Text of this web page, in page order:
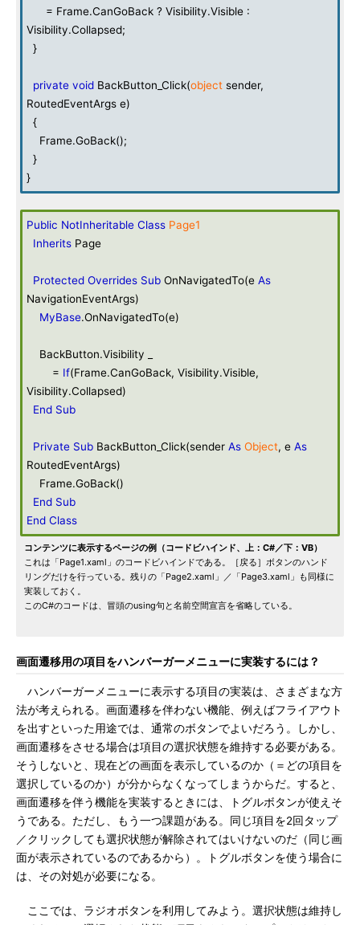
= Frame.CanGoBack ? Visibility.Visible :
Visibility.Collapsed;
}
private void BackButton_Click(object sender,
RoutedEventArgs e)
{
Frame.GoBack();
}
}
Public NotInheritable Class Page1
Inherits Page
Protected Overrides Sub OnNavigatedTo(e As
NavigationEventArgs)
MyBase.OnNavigatedTo(e)
BackButton.Visibility _
= If(Frame.CanGoBack, Visibility.Visible,
Visibility.Collapsed)
End Sub
Private Sub BackButton_Click(sender As Object, e As
RoutedEventArgs)
Frame.GoBack()
End Sub
End Class
コンテンツに表示するページの例（コードビハインド、上：C#／下：VB）
これは「Page1.xaml」のコードビハインドである。［戻る］ボタンのハンド
リングだけを行っている。残りの「Page2.xaml」／「Page3.xaml」も同様に
実装しておく。
このC#のコードは、冒頭のusing句と名前空間宣言を省略している。
画面遷移用の項目をハンバーガーメニューに実装するには？
ハンバーガーメニューに表示する項目の実装は、さまざまな方
法が考えられる。画面遷移を伴わない機能、例えばフライアウト
を出すといった用途では、通常のボタンでよいだろう。しかし、
画面遷移をさせる場合は項目の選択状態を維持する必要がある。
そうしないと、現在どの画面を表示しているのか（＝どの項目を
選択しているのか）が分からなくなってしまうからだ。すると、
画面遷移を伴う機能を実装するときには、トグルボタンが使えそ
うである。ただし、もう一つ課題がある。同じ項目を2回タップ
／クリックしても選択状態が解除されてはいけないのだ（同じ画
面が表示されているのであるから）。トグルボタンを使う場合に
は、その対処が必要になる。
ここでは、ラジオボタンを利用してみよう。選択状態は維持し